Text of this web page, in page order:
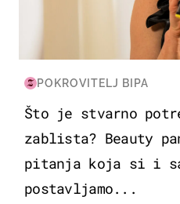
POKROVITELJ BIPA
Što je stvarno
zablista? Beauty
pitanja koja si i
postavljamo...